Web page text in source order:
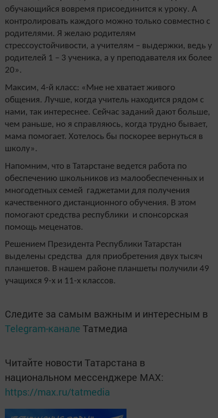
обучающийся вовремя присоединится к уроку. А
контролировать каждого можно только совместно с
родителями. Я желаю родителям
стрессоустойчивости, а учителям – выдержки, ведь у
родителей 1 – 3 ученика, а у преподавателя их более
20».
Максим, 4-й класс: «Мне не хватает живого
общения. Лучше, когда учитель находится рядом с
нами, так интереснее. Сейчас заданий дают больше,
чем раньше, но я справляюсь, когда трудно бывает,
мама помогает. Хотелось бы поскорее вернуться в
школу».
Напомним, что в Татарстане ведется работа по
обеспечению школьников из малообеспеченных и
многодетных семей гаджетами для получения
качественного дистанционного обучения. В этом
помогают средства республики и спонсорская
помощь меценатов.
Решением Президента Республики Татарстан
выделены средства для приобретения двух тысяч
планшетов. В нашем районе планшеты получили 49
учащихся 9-х и 11-х классов.
Следите за самым важным и интересным в
Telegram-канале Татмедиа
Читайте новости Татарстана в
национальном мессенджере MАХ:
https://max.ru/tatmedia